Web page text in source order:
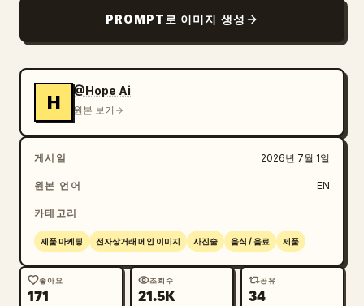
PROMPT로 이미지 생성
H
@Hope Ai
원본 보기
게시일 2026년 7월 1일
원본 언어 EN
카테고리
제품 마케팅 전자상거래 메인 이미지 사진술 음식 / 음료 제품
좋아요
171
조회수
21.5K
공유
34